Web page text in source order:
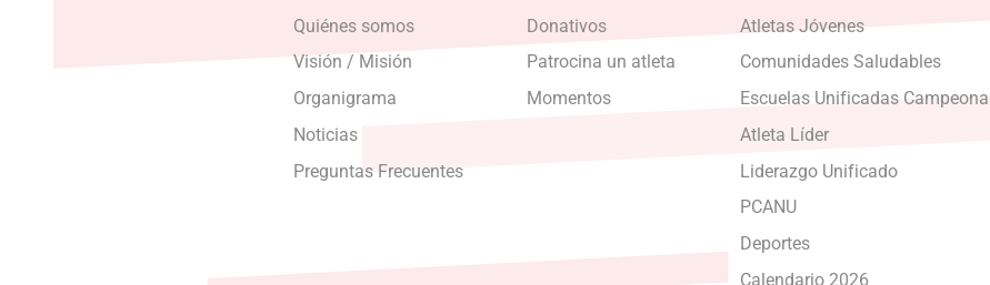
Quiénes somos
Visión / Misión
Organigrama
Noticias
Preguntas Frecuentes
Donativos
Patrocina un atleta
Momentos
Atletas Jóvenes
Comunidades Saludables
Escuelas Unificadas
Atleta Líder
Liderazgo Unificado
PCANU
Deportes
Calendario 2026